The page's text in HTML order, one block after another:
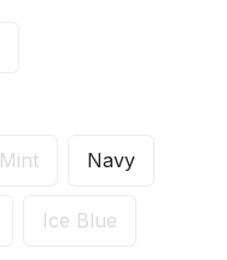
Mint Navy
Ice Blue